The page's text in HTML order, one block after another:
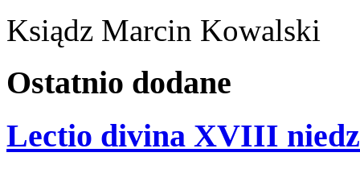
Ksiądz Marcin Kowalski
Ostatnio dodane
Lectio divina XVIII